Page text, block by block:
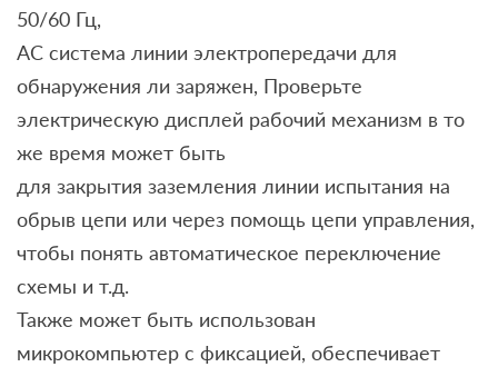
50/60 Гц,
AC система линии электропередачи для
обнаружения ли заряжен, Проверьте
электрическую дисплей рабочий механизм в то
же время может быть
для закрытия заземления линии испытания на
обрыв цепи или через помощь цепи управления,
чтобы понять автоматическое переключение
схемы и т.д.
Также может быть использован
микрокомпьютер с фиксацией, обеспечивает